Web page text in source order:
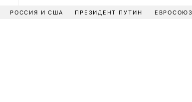
РОССИЯ И США ПРЕЗИДЕНТ ПУТИН ЕВРОСОЮЗ